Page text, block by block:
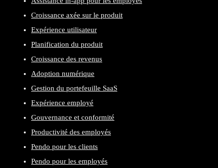
Croissance axée sur le produit
Expérience utilisateur
Planification du produit
Croissance des revenus
Adoption numérique
Gestion du portefeuille SaaS
Expérience employé
Gouvernance et conformité
Productivité des employés
Pendo pour les clients
Pendo pour les employés